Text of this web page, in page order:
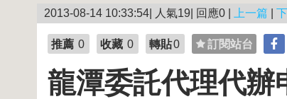
2013-08-14 10:33:54| 人氣19| 回應0 | 上一篇
推薦 0 收藏 0 轉貼0 訂閱站台
龍潭委託代理代辦